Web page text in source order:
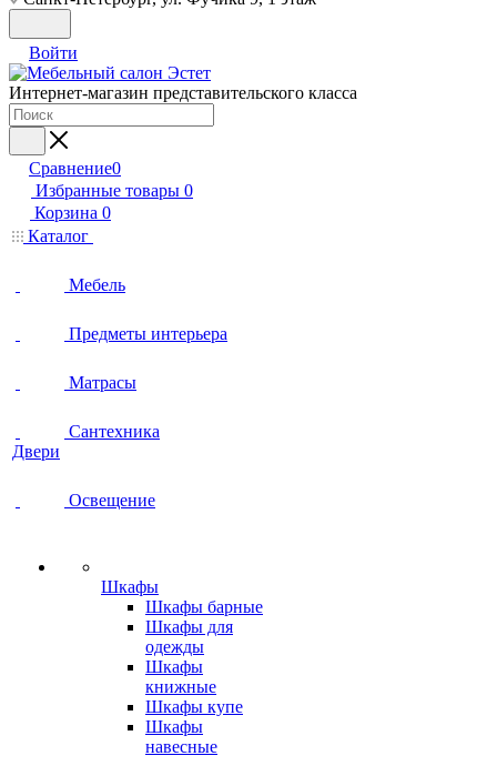
Войти
Интернет-магазин представительского класса
Сравнение0
Избранные товары 0
Корзина 0
Каталог
Мебель
Предметы интерьера
Матрасы
Сантехника
Двери
Освещение
Шкафы
Шкафы барные
Шкафы для
одежды
Шкафы
книжные
Шкафы купе
Шкафы
навесные